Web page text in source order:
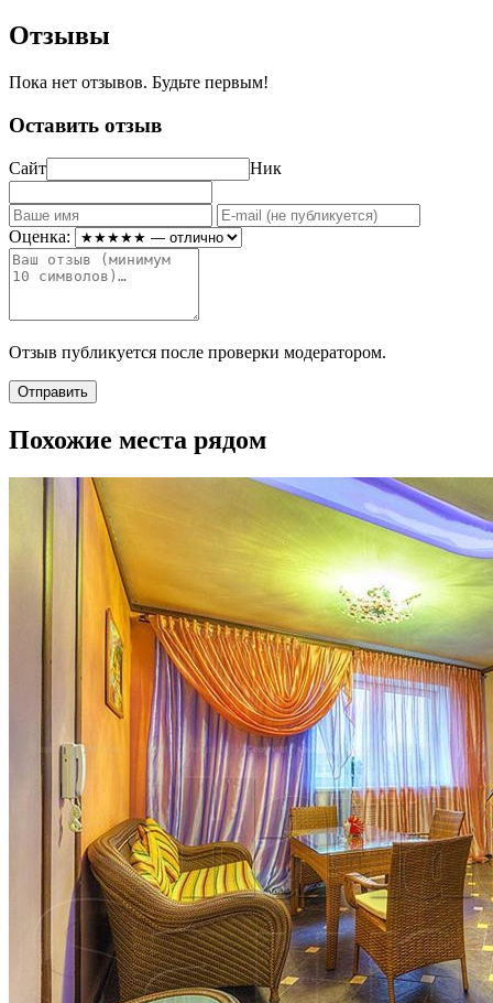
Отзывы
Пока нет отзывов. Будьте первым!
Оставить отзыв
Сайт Ник
Оценка:
Отзыв публикуется после проверки модератором.
Отправить
Похожие места рядом